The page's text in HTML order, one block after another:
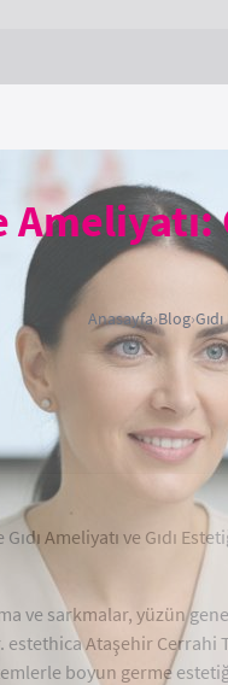
Anasayfa›Blog›
Ameliyatı ve Gıdı
ve sarkmalar, yüzün
estethica Ataşehir
boyun germe